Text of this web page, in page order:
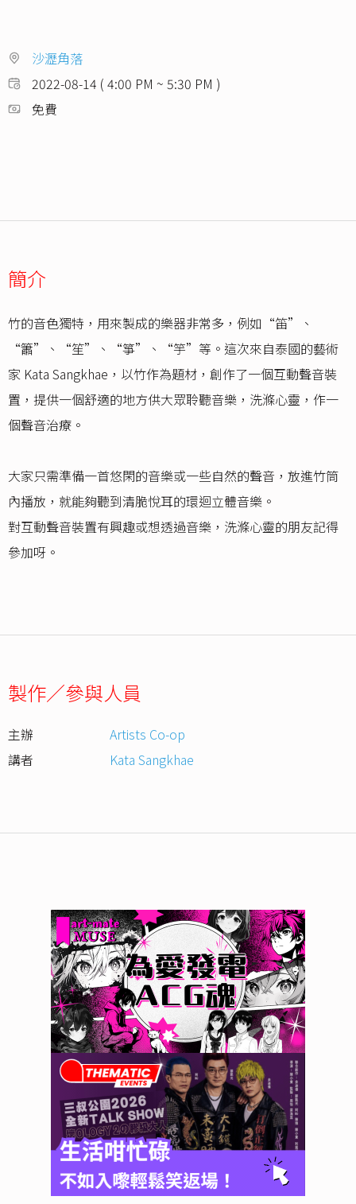
沙瀝角落
2022-08-14 ( 4:00 PM ~ 5:30 PM )
免費
簡介
竹的音色獨特，用來製成的樂器非常多，例如“笛”、
“簫”、“笙”、“箏”、“竽”等。這次來自泰國的藝術
家 Kata Sangkhae，以竹作為題材，創作了一個互動聲音裝
置，提供一個舒適的地方供大眾聆聽音樂，洗滌心靈，作一
個聲音治療。
大家只需準備一首悠閑的音樂或一些自然的聲音，放進竹筒
內播放，就能夠聽到清脆悅耳的環迴立體音樂。
對互動聲音裝置有興趣或想透過音樂，洗滌心靈的朋友記得
參加呀。
製作／參與人員
主辦
Artists Co-op
講者
Kata Sangkhae